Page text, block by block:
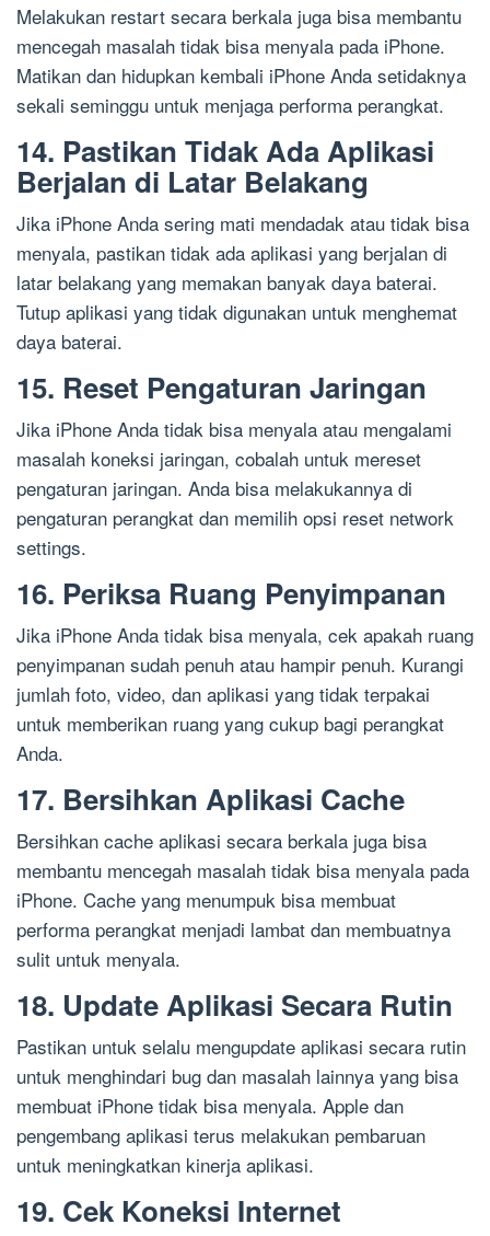
Melakukan restart secara berkala juga bisa membantu
mencegah masalah tidak bisa menyala pada iPhone.
Matikan dan hidupkan kembali iPhone Anda setidaknya
sekali seminggu untuk menjaga performa perangkat.
14. Pastikan Tidak Ada Aplikasi
Berjalan di Latar Belakang
Jika iPhone Anda sering mati mendadak atau tidak bisa
menyala, pastikan tidak ada aplikasi yang berjalan di
latar belakang yang memakan banyak daya baterai.
Tutup aplikasi yang tidak digunakan untuk menghemat
daya baterai.
15. Reset Pengaturan Jaringan
Jika iPhone Anda tidak bisa menyala atau mengalami
masalah koneksi jaringan, cobalah untuk mereset
pengaturan jaringan. Anda bisa melakukannya di
pengaturan perangkat dan memilih opsi reset network
settings.
16. Periksa Ruang Penyimpanan
Jika iPhone Anda tidak bisa menyala, cek apakah ruang
penyimpanan sudah penuh atau hampir penuh. Kurangi
jumlah foto, video, dan aplikasi yang tidak terpakai
untuk memberikan ruang yang cukup bagi perangkat
Anda.
17. Bersihkan Aplikasi Cache
Bersihkan cache aplikasi secara berkala juga bisa
membantu mencegah masalah tidak bisa menyala pada
iPhone. Cache yang menumpuk bisa membuat
performa perangkat menjadi lambat dan membuatnya
sulit untuk menyala.
18. Update Aplikasi Secara Rutin
Pastikan untuk selalu mengupdate aplikasi secara rutin
untuk menghindari bug dan masalah lainnya yang bisa
membuat iPhone tidak bisa menyala. Apple dan
pengembang aplikasi terus melakukan pembaruan
untuk meningkatkan kinerja aplikasi.
19. Cek Koneksi Internet